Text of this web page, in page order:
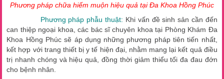
Phương pháp chữa hiếm muộn hiệu quả tại Đa Khoa Hồng Phúc
Phương pháp phẫu thuật: Khi vấn đề sinh sản cần đến
can thiệp ngoại khoa, các bác sĩ chuyên khoa tại Phòng Khám Đa
Khoa Hồng Phúc sẽ áp dụng những phương pháp tiên tiến nhất,
kết hợp với trang thiết bị y tế hiện đại, nhằm mang lại kết quả điều
trị nhanh chóng và hiệu quả, đồng thời giảm thiểu tối đa đau đớn
cho bệnh nhân.